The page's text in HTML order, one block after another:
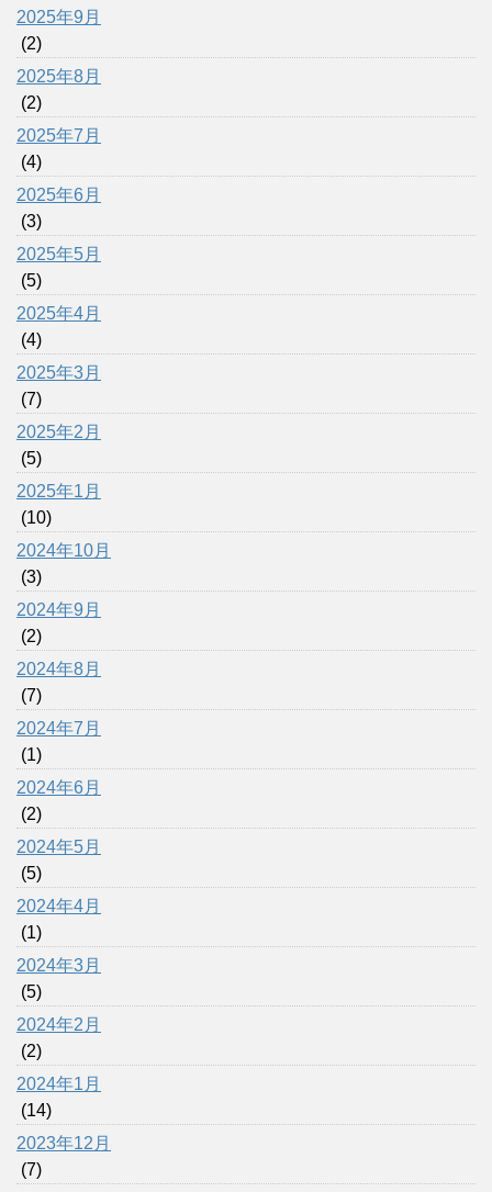
2025年9月
(2)
2025年8月
(2)
2025年7月
(4)
2025年6月
(3)
2025年5月
(5)
2025年4月
(4)
2025年3月
(7)
2025年2月
(5)
2025年1月
(10)
2024年10月
(3)
2024年9月
(2)
2024年8月
(7)
2024年7月
(1)
2024年6月
(2)
2024年5月
(5)
2024年4月
(1)
2024年3月
(5)
2024年2月
(2)
2024年1月
(14)
2023年12月
(7)